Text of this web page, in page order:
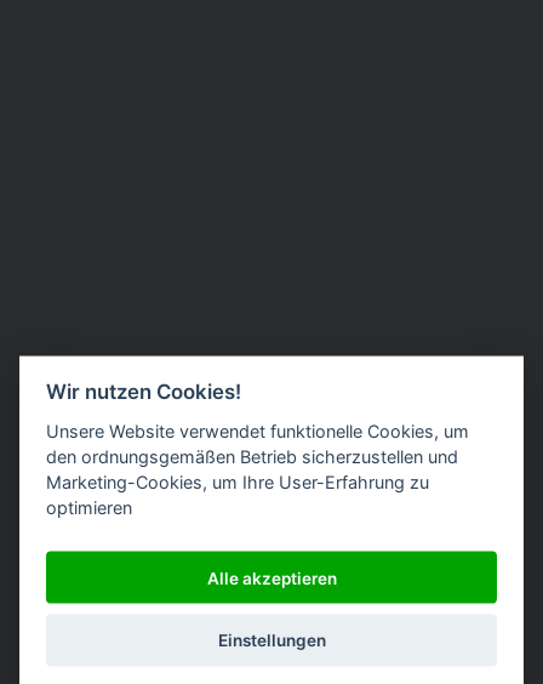
Wir nutzen Cookies!
Unsere Website verwendet funktionelle Cookies, um
den ordnungsgemäßen Betrieb sicherzustellen und
Marketing-Cookies, um Ihre User-Erfahrung zu
optimieren
Alle akzeptieren
Einstellungen